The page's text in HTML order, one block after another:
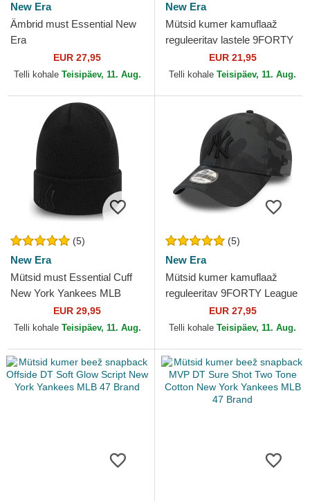
New Era
Ämbrid must Essential New
Era
EUR 27,95
Telli kohale Teisipäev, 11. Aug.
New Era
Mütsid kumer kamuflaaž
reguleeritav lastele 9FORTY
League Essential New York
Yankees MLB New Era
EUR 21,95
Telli kohale Teisipäev, 11. Aug.
(5)
New Era
Mütsid must Essential Cuff
New York Yankees MLB
EUR 29,95
Telli kohale Teisipäev, 11. Aug.
(5)
New Era
Mütsid kumer kamuflaaž
reguleeritav 9FORTY League
Essential New York Yankees
MLB New Era
EUR 27,95
Telli kohale Teisipäev, 11. Aug.